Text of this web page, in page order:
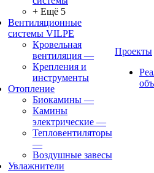
+ Ещё 5
Вентиляционные
системы VILPE
Кровельная
вентиляция —
Крепления и
инструменты
Отопление
Биокамины —
Камины
электрические —
Тепловентиляторы
—
Воздушные завесы
Увлажнители
Проекты